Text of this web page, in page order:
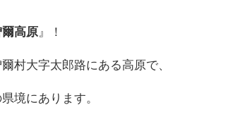
爾高原 』！
村大字太郎路にある高原で、
境にあります。